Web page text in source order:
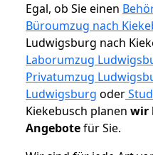
Egal, ob Sie einen
Büroumzug nach
Ludwigsburg nach
Laborumzug
Privatumzug
Ludwigsburg oder
Kiekebusch planen wir
Angebotefür Sie.